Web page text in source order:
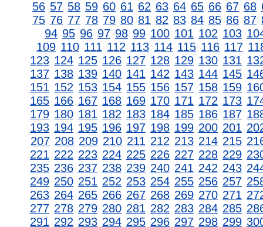
56 57 58 59 60 61 62 63 64 65 66 67 68
75 76 77 78 79 80 81 82 83 84 85 86 87
94 95 96 97 98 99 100 101 102 103
109 110 111 112 113 114 115 116 117
123 124 125 126 127 128 129 130 131
137 138 139 140 141 142 143 144 145
151 152 153 154 155 156 157 158 159
165 166 167 168 169 170 171 172 173
179 180 181 182 183 184 185 186 187
193 194 195 196 197 198 199 200 201
207 208 209 210 211 212 213 214 215
221 222 223 224 225 226 227 228 229
235 236 237 238 239 240 241 242 243
249 250 251 252 253 254 255 256 257
263 264 265 266 267 268 269 270 271
277 278 279 280 281 282 283 284 285
291 292 293 294 295 296 297 298 299